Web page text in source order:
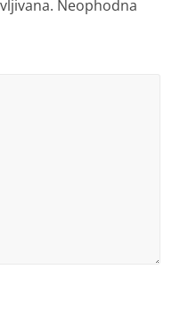
Neophodna